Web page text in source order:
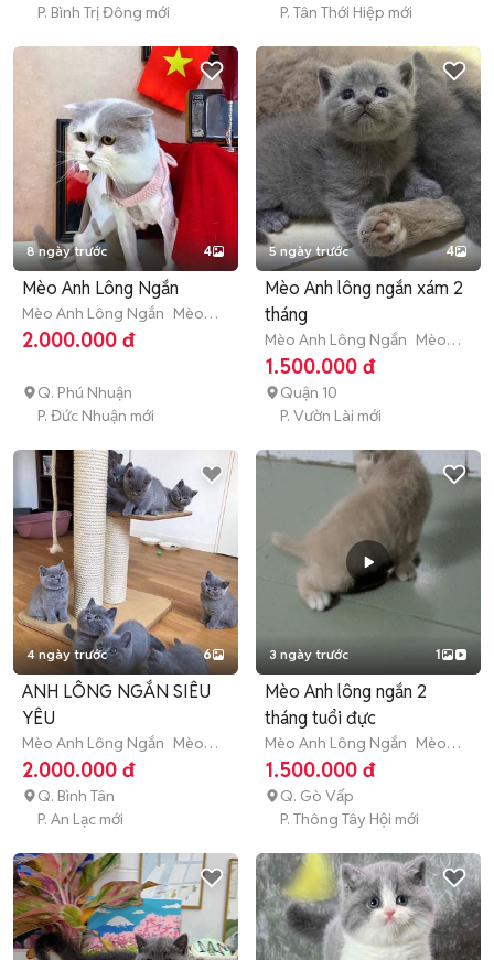
P. Bình Trị Đông mới
P. Tân Thới Hiệp mới
8 ngày trước 4
Mèo Anh Lông Ngắn
Mèo Anh Lông Ngắn Mèo
trưởng thành (hơn 1 tuổi)
2.000.000 đ
Q. Phú Nhuận
P. Đức Nhuận mới
5 ngày trước 4
Mèo Anh lông ngắn xám 2
tháng
Mèo Anh Lông Ngắn Mèo
con (dưới 3 tháng tuổi)
1.500.000 đ
Quận 10
P. Vườn Lài mới
4 ngày trước 6
ANH LÔNG NGẮN SIÊU
YÊU
Mèo Anh Lông Ngắn Mèo
con (dưới 3 tháng tuổi)
2.000.000 đ
Q. Bình Tân
P. An Lạc mới
3 ngày trước 1
Mèo Anh lông ngắn 2
tháng tuổi đực
Mèo Anh Lông Ngắn Mèo
con (dưới 3 tháng tuổi)
1.500.000 đ
Q. Gò Vấp
P. Thông Tây Hội mới